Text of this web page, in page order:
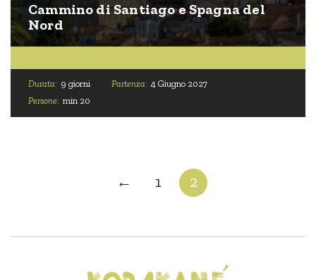
Cammino di Santiago e Spagna del
Nord
Durata: 9 giorni Partenza: 4 Giugno 2027
Persone: min 20
← 1 2